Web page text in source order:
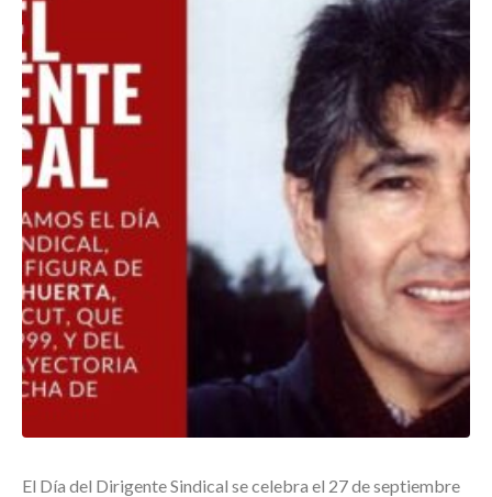
El Día del Dirigente Sindical se celebra el 27 de septiembre